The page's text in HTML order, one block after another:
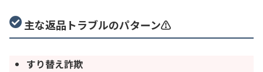
主な返品トラブルのパターン⚠️
すり替え詐欺